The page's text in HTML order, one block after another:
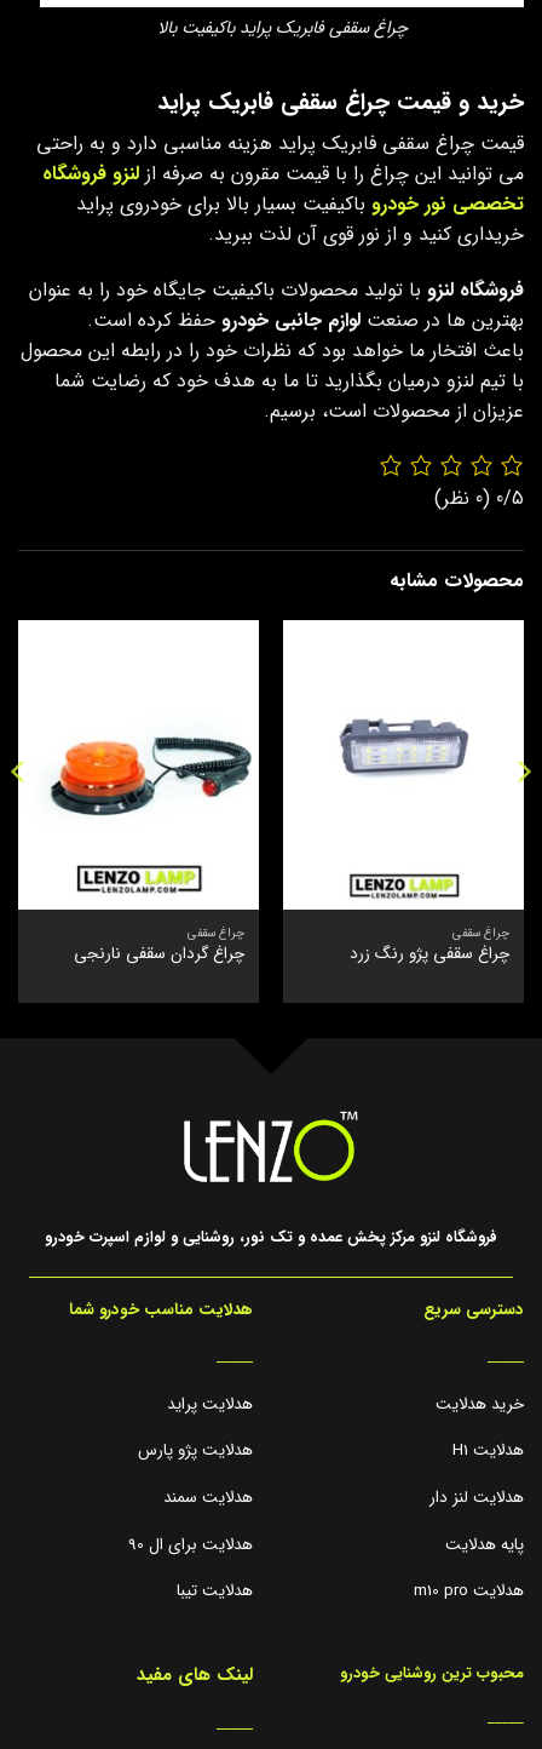
چراغ سقفی فابریک پراید باکیفیت بالا
خرید و قیمت چراغ سقفی فابریک پراید
قیمت چراغ سقفی فابریک پراید هزینه مناسبی دارد و به راحتی
می توانید این چراغ را با قیمت مقرون به صرفه از لنزو فروشگاه
تخصصی نور خودرو باکیفیت بسیار بالا برای خودروی پراید
خریداری کنید و از نور قوی آن لذت ببرید.
فروشگاه لنزو با تولید محصولات باکیفیت جایگاه خود را به عنوان
بهترین ها در صنعت لوازم جانبی خودرو حفظ کرده است.
باعث افتخار ما خواهد بود که نظرات خود را در رابطه این محصول
با تیم لنزو درمیان بگذارید تا ما به هدف خود که رضایت شما
عزیزان از محصولات است، برسیم.
0/5 (0 نظر)
محصولات مشابه
چراغ سقفی
چراغ سقفی پژو رنگ زرد
چراغ سقفی
چراغ گردان سقفی نارنجی
فروشگاه لنزو مرکز پخش عمده و تک نور، روشنایی و لوازم اسپرت خودرو
دسترسی سریع
_____
خرید هدلایت
هدلایت H1
هدلایت لنز دار
پایه هدلایت
هدلایت m10 pro
هدلایت مناسب خودرو شما
_____
هدلایت پراید
هدلایت پژو پارس
هدلایت سمند
هدلایت برای ال 90
هدلایت تیبا
محبوب ترین روشنایی خودرو
_____
لینک های مفید
_____